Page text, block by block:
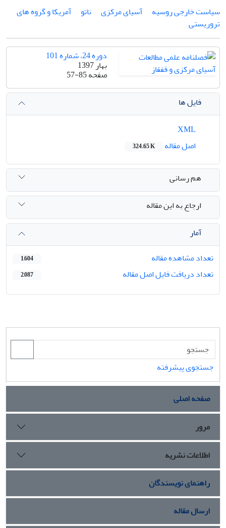
سیاست خارجی روسیه
آسیای مرکزی ناتو
آمریکا و گروه های
تروریستی
دوره 24، شماره 101
بهار 1397
صفحه57-85
فایل ها
اصل مقاله
324.65 K
هم رسانی
ارجاع به این مقاله
آمار
تعداد مشاهده مقاله
1,604
تعداد دریافت فایل اصل مقاله 2,087
جستجوی پیشرفته
صفحه اصلی
مرور
اطلاعات نشریه
راهنمای نویسندگان
ارسال مقاله